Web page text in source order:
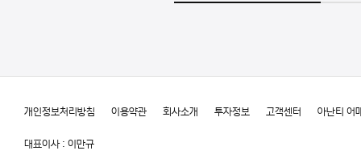
개인정보처리방침 이용약관 회사소개 투자정보 고객센터 아난티 어
대표이사 : 이만규